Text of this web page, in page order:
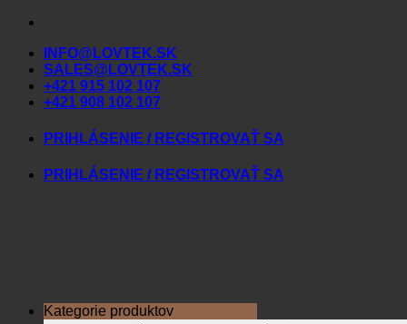
Skip
contentINFO@LOVTEK.SK
SALES@LOVTEK.SK
+421 915 102 107
+421 908 102 107
PRIHLÁSENIE / REGISTROVAŤ SA
PRIHLÁSENIE / REGISTROVAŤ SA
Kategorie produktov